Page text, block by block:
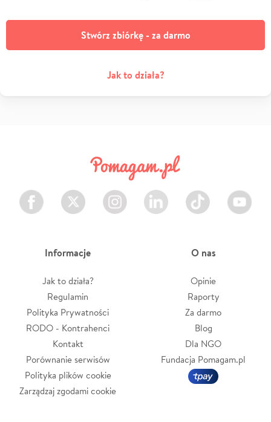
Stwórz zbiórkę - za darmo
Jak to działa?
Facebook Twitter Instagram LinkedIn TikTok Youtube
Informacje
Jak to działa?
Regulamin
Polityka Prywatności
RODO - Kontrahenci
Kontakt
Porównanie serwisów
Polityka plików cookie
Zarządzaj zgodami cookie
O nas
Opinie
Raporty
Za darmo
Blog
Dla NGO
Fundacja Pomagam.pl